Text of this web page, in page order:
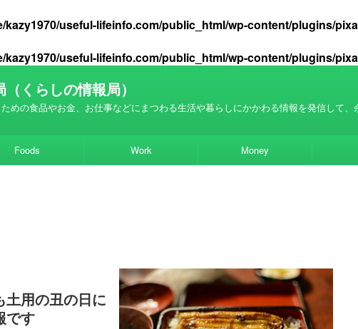
kazy1970/useful-lifeinfo.com/public_html/wp-content/plugins/
kazy1970/useful-lifeinfo.com/public_html/wp-content/plugins/
くらしの情報局）
めの食品やお金、お仕事などにまつわる生活や暮らしにかかわる情報を発信して
Foods Work Money
土用の丑の日に
です